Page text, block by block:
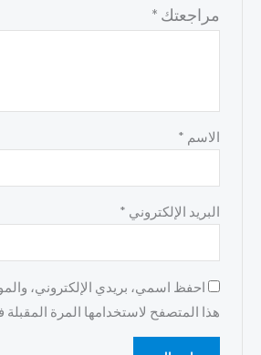
مراجعتك *
الاسم *
البريد الإلكتروني *
احفظ اسمي، بريدي الإلكتروني،
هذا المتصفح لاستخدامها المرة